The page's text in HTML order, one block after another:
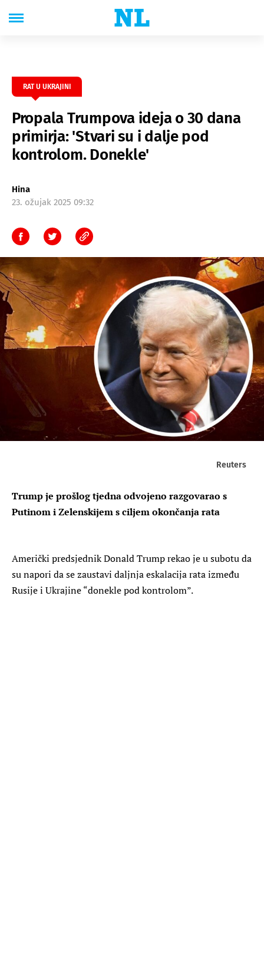
RAT U UKRAJINI
Propala Trumpova ideja o 30 dana
primirja: 'Stvari su i dalje pod
kontrolom. Donekle'
Hina
23. ožujak 2025 09:32
Reuters
Trump je prošlog tjedna odvojeno razgovarao s
Putinom i Zelenskijem s ciljem okončanja rata
Američki predsjednik Donald Trump rekao je u subotu da
su napori da se zaustavi daljnja eskalacija rata između
Rusije i Ukrajine “donekle pod kontrolom”.